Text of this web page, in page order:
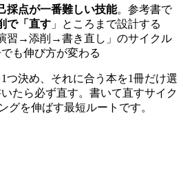
採点が一番難しい技能。参考書で
で「直す 」ところまで設計する
習→添削→書き直し」のサイクル
も伸び方が変わる
つ決め、それに合う本を1冊だけ選
たら必ず直す。書いて直すサイク
グを伸ばす最短ルートです。